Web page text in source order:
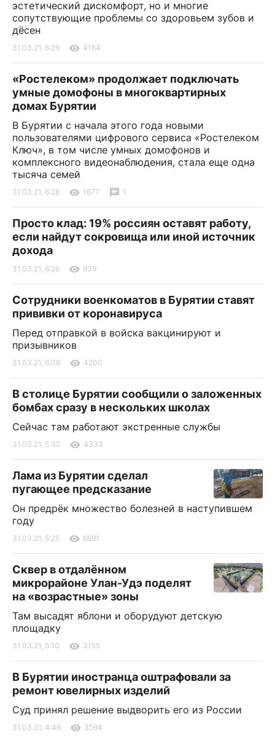
эстетический дискомфорт, но и многие
сопутствующие проблемы со здоровьем зубов и
дёсен
31.03.21, 6:29 4164
«Ростелеком» продолжает подключать
умные домофоны в многоквартирных
домах Бурятии
В Бурятии с начала этого года новыми
пользователями цифрового сервиса «Ростелеком
Ключ», в том числе умных домофонов и
комплексного видеонаблюдения, стала еще одна
тысяча семей
31.03.21, 6:28 1677 1
Просто клад: 19% россиян оставят работу,
если найдут сокровища или иной источник
дохода
31.03.21, 6:26 939
Сотрудники военкоматов в Бурятии ставят
прививки от коронавируса
Перед отправкой в войска вакцинируют и
призывников
31.03.21, 6:06 4200
В столице Бурятии сообщили о заложенных
бомбах сразу в нескольких школах
Сейчас там работают экстренные службы
31.03.21, 5:32 4333
Лама из Бурятии сделал
пугающее предсказание
Он предрёк множество болезней в наступившем
году
31.03.21, 5:25 6891
Сквер в отдалённом
микрорайоне Улан-Удэ поделят
на «возрастные» зоны
Там высадят яблони и оборудуют детскую
площадку
31.03.21, 5:10 3155
В Бурятии иностранца оштрафовали за
ремонт ювелирных изделий
Суд принял решение выдворить его из России
31.03.21, 4:46 3594